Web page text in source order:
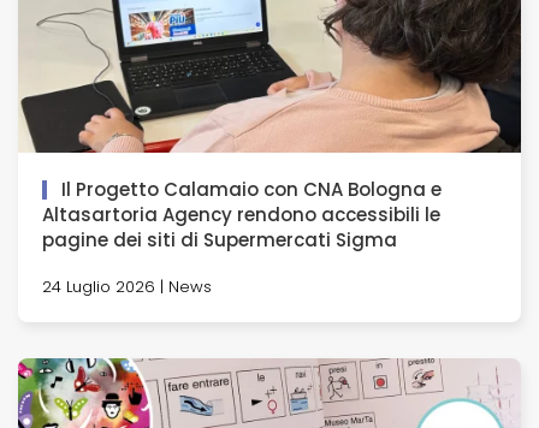
Il Progetto Calamaio con CNA Bologna e
Altasartoria Agency rendono accessibili le
pagine dei siti di Supermercati Sigma
24 Luglio 2026 | News